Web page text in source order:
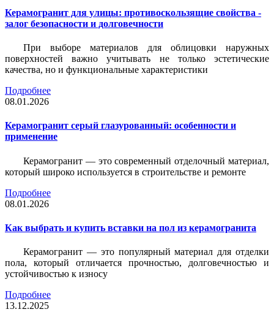
Керамогранит для улицы: противоскользящие свойства -
залог безопасности и долговечности
При выборе материалов для облицовки наружных
поверхностей важно учитывать не только эстетические
качества, но и функциональные характеристики
Подробнее
08.01.2026
Керамогранит серый глазурованный: особенности и
применение
Керамогранит — это современный отделочный материал,
который широко используется в строительстве и ремонте
Подробнее
08.01.2026
Как выбрать и купить вставки на пол из керамогранита
Керамогранит — это популярный материал для отделки
пола, который отличается прочностью, долговечностью и
устойчивостью к износу
Подробнее
13.12.2025